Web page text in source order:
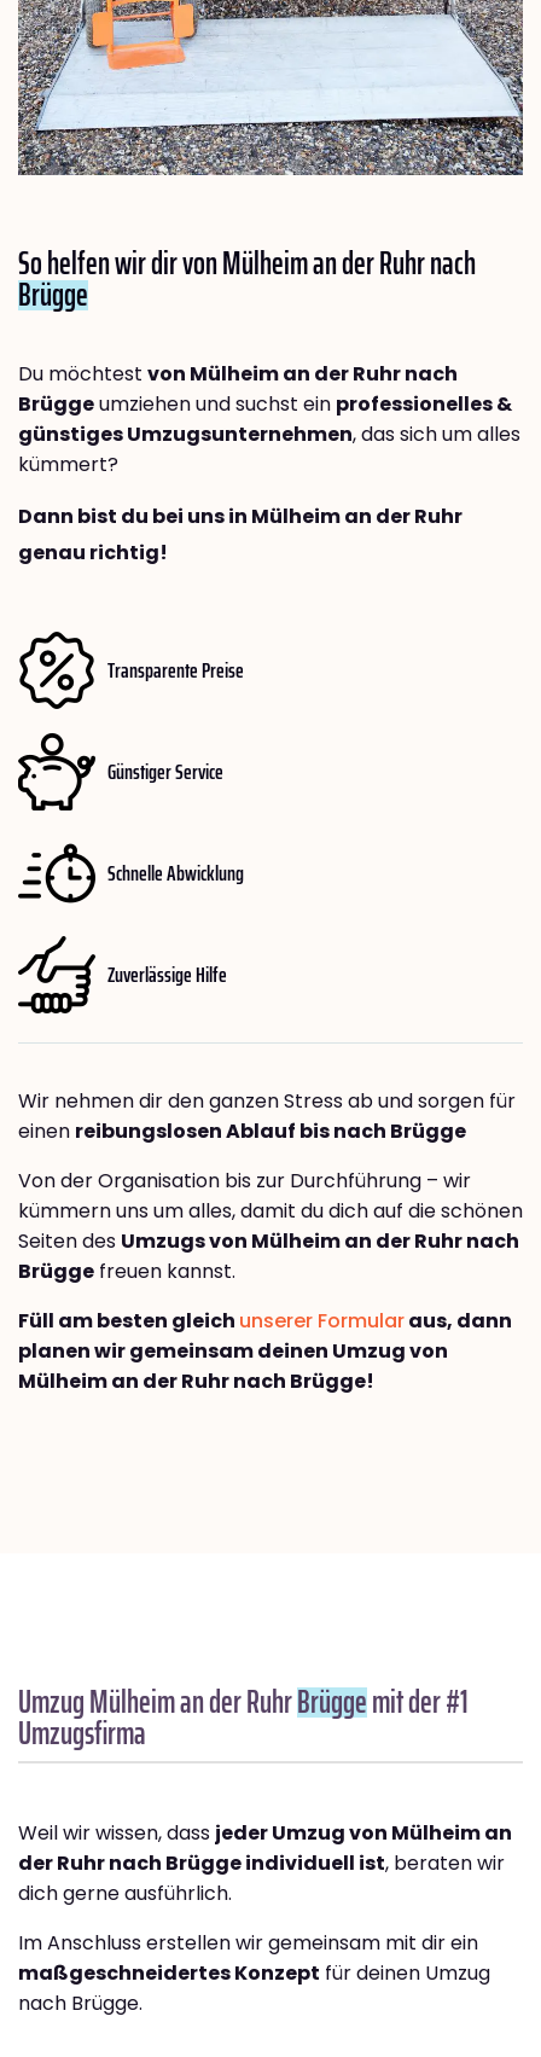
So helfen wir dir von Mülheim an der Ruhr nach
Brügge
Du möchtest von Mülheim an der Ruhr nach
Brüggeumziehen und suchst ein professionelles &
günstiges Umzugsunternehmen, das sich um alles
kümmert?
Dann bist du bei uns in Mülheim an der Ruhr
genau richtig!
Transparente Preise
Günstiger Service
Schnelle Abwicklung
Zuverlässige Hilfe
Wir nehmen dir den ganzen Stress ab und sorgen für
einen reibungslosen Ablauf bis nach Brügge
Von der Organisation bis zur Durchführung – wir
kümmern uns um alles, damit du dich auf die schönen
Seiten des Umzugs von Mülheim an der Ruhr nach
Brügge freuen kannst.
Füll am besten gleich unserer Formularaus, dann
planen wir gemeinsam deinen Umzug von
Mülheim an der Ruhr nach Brügge!
Umzug Mülheim an der RuhrBrüggemit der #1
Umzugsfirma
Weil wir wissen, dass jeder Umzug von Mülheim an
der Ruhr nach Brügge individuell ist, beraten wir
dich gerne ausführlich.
Im Anschluss erstellen wir gemeinsam mit dir ein
maßgeschneidertes Konzept für deinen Umzug
nach Brügge.